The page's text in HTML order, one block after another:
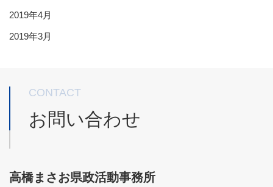
2019年4月
2019年3月
CONTACT
お問い合わせ
高橋まさお県政活動事務所